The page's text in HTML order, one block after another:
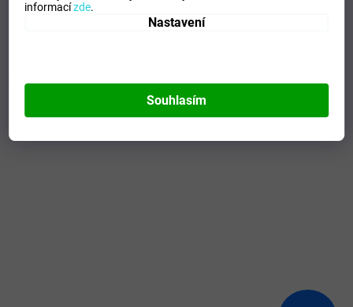
informacízde.
Nastavení
Souhlasím
Mohlo by se vám líbit
VÝPRODEJ Kód:32EC8900C14_116
100086.010